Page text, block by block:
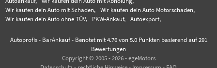
Wir kaufen dein Auto mit Schaden,
Wir kaufen dein Auto Motorschaden,
Wir kaufen dein Auto ohne TÜV,
PKW-Ankauf, Autoexport,
Autoprofis - BarAnkauf- Benotet mit 4.76von 5.0 Punkten basierend auf 291
Bewertungen
Copyright © 2005 - 2026 - egeMotors